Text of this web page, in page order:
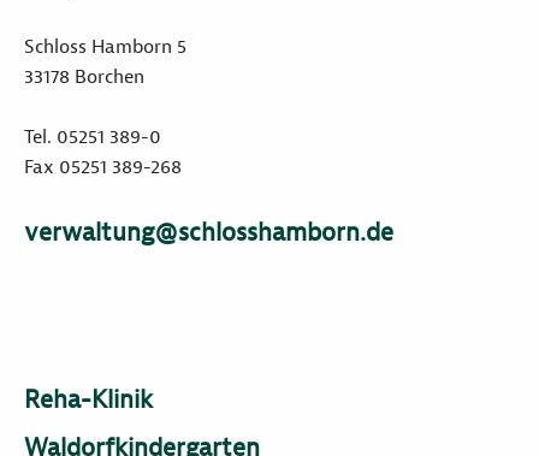
Schloss Hamborn 5
33178 Borchen
Tel. 05251 389-0
Fax 05251 389-268
verwaltung@schlosshamborn.de
Reha-Klinik
Waldorfkindergarten